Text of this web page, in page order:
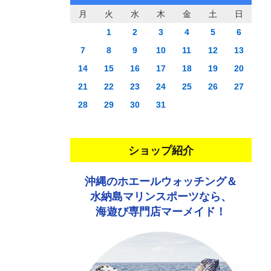
月 火 水 木 金 土
日
1
2 3 4 5
6
7
8 9 10 11 12
13
14
15 16 17 18 19
20
21
22 23 24 25 26
27
28
29 30 31
ショップ紹介
沖縄のホエールウォッチング＆
水納島マリンスポーツなら、
海遊び専門店マーメイド！